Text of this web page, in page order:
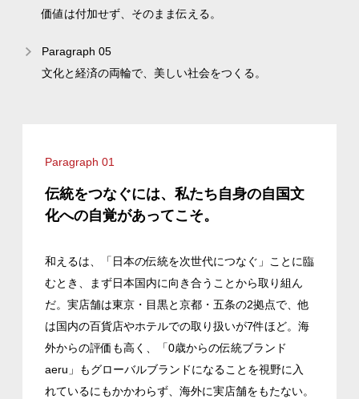
価値は付加せず、そのまま伝える。
Paragraph 05
文化と経済の両輪で、美しい社会をつくる。
Paragraph 01
伝統をつなぐには、私たち自身の自国文
化への自覚があってこそ。
和えるは、「日本の伝統を次世代につなぐ」ことに臨
むとき、まず日本国内に向き合うことから取り組ん
だ。実店舗は東京・目黒と京都・五条の2拠点で、他
は国内の百貨店やホテルでの取り扱いが7件ほど。海
外からの評価も高く、「0歳からの伝統ブランド
aeru」もグローバルブランドになることを視野に入
れているにもかかわらず、海外に実店舗をもたない。